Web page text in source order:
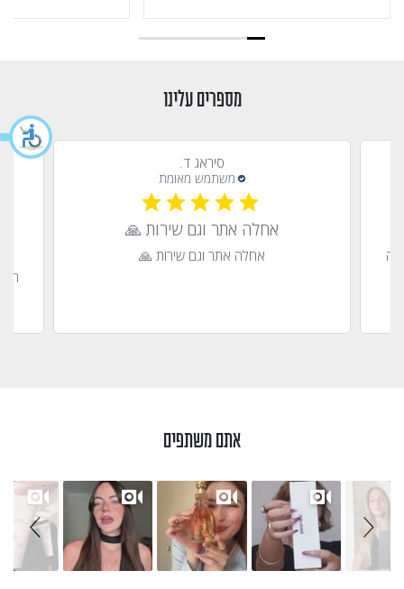
מספרים עלינו
סיראג ד.
אחלה אתר וגם שירות 🙏
אחלה אתר וגם שירות 🙏
אתם משתפים
Slideshow
Slide controls